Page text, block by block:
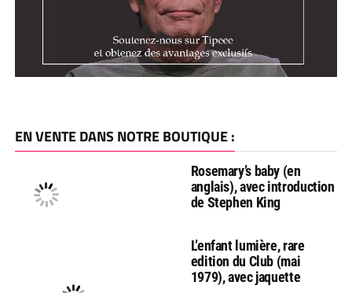
EN VENTE DANS NOTRE BOUTIQUE :
Rosemary’s baby (en
anglais), avec introduction
de Stephen King
L’enfant lumière, rare
edition du Club (mai
1979), avec jaquette